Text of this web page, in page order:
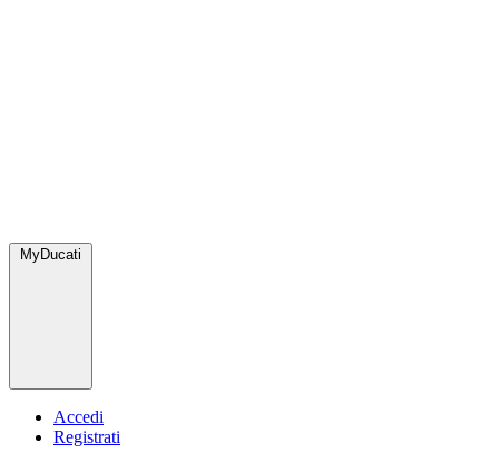
MyDucati
Accedi
Registrati